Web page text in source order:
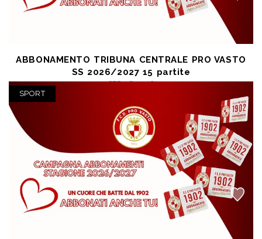
ABBONAMENTO TRIBUNA CENTRALE PRO VASTO
SS 2026/2027 15 partite
SEP 26 2026
posto unico € 250,00
SPORT